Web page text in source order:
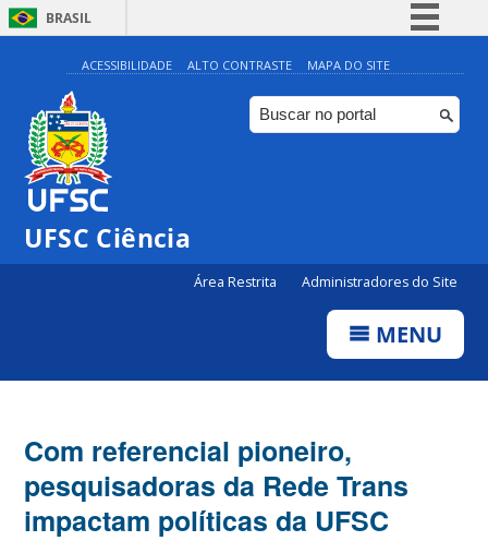
BRASIL
Simplifique!
Comunica BR
Participe
ACESSIBILIDADE ALTO CONTRASTE MAPA DO SITE
UFSC Ciência
Área Restrita Administradores do Site
MENU
Com referencial pioneiro,
pesquisadoras da Rede Trans
impactam políticas da UFSC